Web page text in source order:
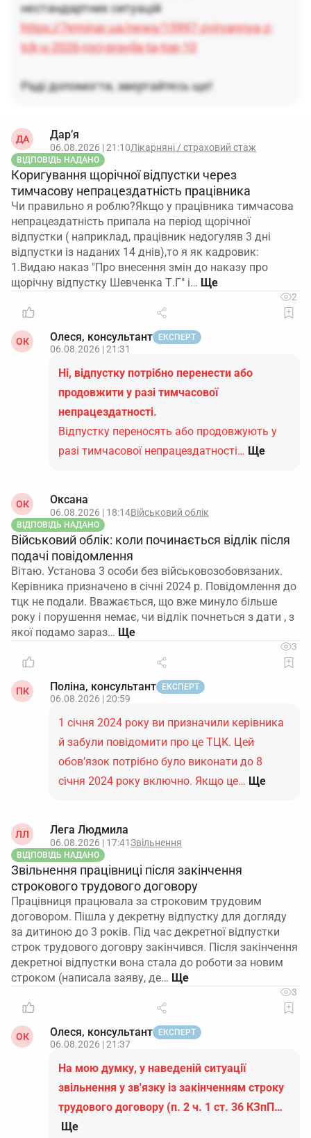
нестандартних ситуацій
https://7eminar.ua/news/15997-zviryannya-z-
tck-u-2026-roci-pravila-ta-top-10
Раді допомогти, звертайтесь ще!
ДА Дар’я
06.08.2026 | 21:10Лікарняні / страховий стаж
ВІДПОВІДЬ НАДАНО
Коригування щорічної відпустки через
тимчасову непрацездатність працівника
Чи правильно я роблю?Якщо у працівника тимчасова
непрацездатність припала на період щорічної
відпустки ( наприклад, працівник недогуляв 3 дні
відпустки із наданих 14 днів),то я як кадровик:
1.Видаю наказ "Про внесення змін до наказу про
щорічну відпустку Шевченка Т.Г" і…
2
ОК Олеся, консультант ЕКСПЕРТ
06.08.2026 | 21:31
Ні, відпустку потрібно перенести або
продовжити у разі тимчасової
непрацездатності.
Відпустку переносять або продовжують у
разі тимчасової непрацездатності… Ще
ОК Оксана
06.08.2026 | 18:14Військовий облік
ВІДПОВІДЬ НАДАНО
Військовий облік: коли починається відлік після
подачі повідомлення
Вітаю. Установа 3 особи без військовозобовязаних.
Керівника призначено в січні 2024 р. Повідомлення до
тцк не подали. Вважається, що вже минуло більше
року і порушення немає, чи відлік почнеться з дати , з
якої подамо зараз…
3
ПК Поліна, консультант ЕКСПЕРТ
06.08.2026 | 20:59
1 січня 2024 року ви призначили керівника
й забули повідомити про це ТЦК. Цей
обов’язок потрібно було виконати до 8
січня 2024 року включно. Якщо це… Ще
ЛЛ Лега Людмила
06.08.2026 | 17:41Звільнення
ВІДПОВІДЬ НАДАНО
Звільнення працівниці після закінчення
строкового трудового договору
Працівниця працювала за строковим трудовим
договором. Пішла у декретну відпустку для догляду
за дитиною до 3 років. Під час декретної відпустки
строк трудового договру закінчився. Після закінчення
декретноі відпустки вона стала до роботи за новим
строком (написала заяву, де…
3
ОК Олеся, консультант ЕКСПЕРТ
06.08.2026 | 21:37
На мою думку, у наведеній ситуації
звільнення у зв'язку із закінченням строку
трудового договору (п. 2 ч. 1 ст. 36 КЗпП…
Ще